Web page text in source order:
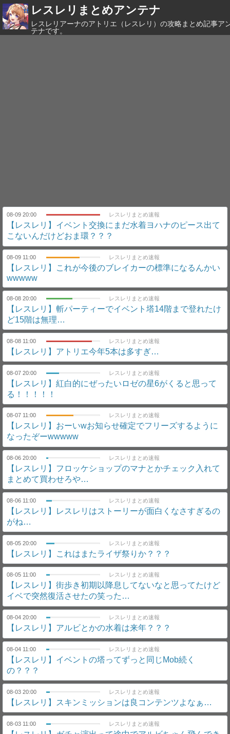
レスレリまとめアンテナ
レスレリアーナのアトリエ（レスレリ）の攻略まとめ記事ア
テナです。
08-09 20:00 レスレリまとめ速報
【レスレリ】イベント交換にまだ水着ヨハナのピース出て
こないんだけどおま環？？？
08-09 11:00 レスレリまとめ速報
【レスレリ】これが今後のブレイカーの標準になるんかい
wwwww
08-08 20:00 レスレリまとめ速報
【レスレリ】斬パーティーでイベント塔14階まで登れたけ
ど15階は無理…
08-08 11:00 レスレリまとめ速報
【レスレリ】アトリエ今年5本は多すぎ…
08-07 20:00 レスレリまとめ速報
【レスレリ】紅白的にぜったいロゼの星6がくると思って
る！！！！！
08-07 11:00 レスレリまとめ速報
【レスレリ】おーいwお知らせ確定でフリーズするように
なったぞーwwwww
08-06 20:00 レスレリまとめ速報
【レスレリ】フロッケショップのマナとかチェック入れて
まとめて買わせろや…
08-06 11:00 レスレリまとめ速報
【レスレリ】レスレリはストーリーが面白くなさすぎるの
がね…
08-05 20:00 レスレリまとめ速報
【レスレリ】これはまたライザ祭りか？？？
08-05 11:00 レスレリまとめ速報
【レスレリ】街歩き初期以降息してないなと思ってたけど
イベで突然復活させたの笑った…
08-04 20:00 レスレリまとめ速報
【レスレリ】アルビとかの水着は来年？？？
08-04 11:00 レスレリまとめ速報
【レスレリ】イベントの塔ってずっと同じMob続く
の？？？
08-03 20:00 レスレリまとめ速報
【レスレリ】スキンミッションは良コンテンツよなぁ…
08-03 11:00 レスレリまとめ速報